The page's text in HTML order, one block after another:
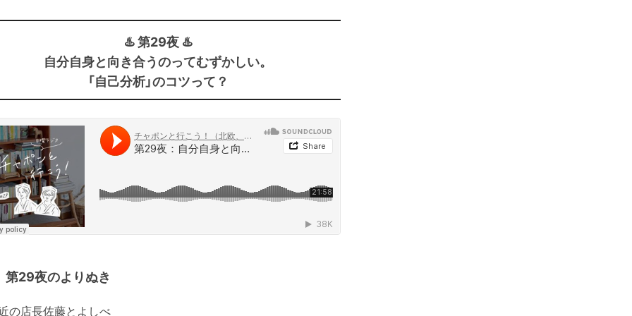
♨️ 第29夜 ♨️
自分自身と向き合うのってむずかしい。
「自己分析」のコツって？
第29夜のよりぬき
の店長佐藤とよしべ